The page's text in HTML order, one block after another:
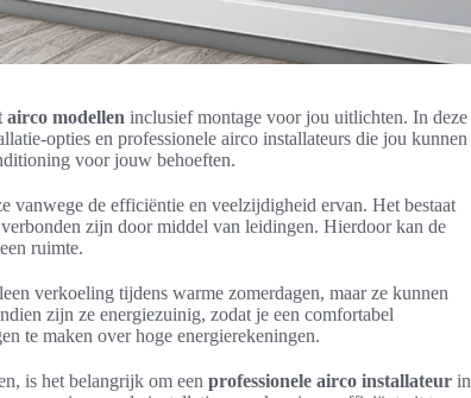
airco modellen inclusief montage voor jou uitlichten. In deze
opties en professionele airco installateurs die jou kunnen
voor jouw behoeften.
vanwege de efficiëntie en veelzijdigheid ervan. Het bestaat
zijn door middel van leidingen. Hierdoor kan de
ruimte.
verkoeling tijdens warme zomerdagen, maar ze kunnen
zijn ze energiezuinig, zodat je een comfortabel
te maken over hoge energierekeningen.
is het belangrijk om een professionele airco installateur in